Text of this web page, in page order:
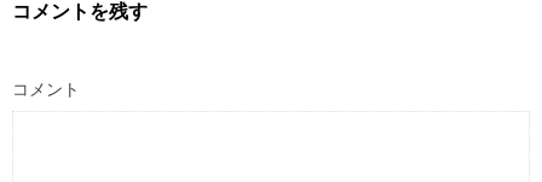
コメントを残す
コメント